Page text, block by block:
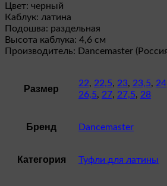
Цвет: черный
Каблук: латина
Подошва: раздельная
Высота каблука: 4,6 см
Производитель: Dancemaster
Размер
22, 22,5, 23, 23,5, 24
26,5, 27, 27,5, 28
Бренд Dancemaster
Категория Туфли для латины